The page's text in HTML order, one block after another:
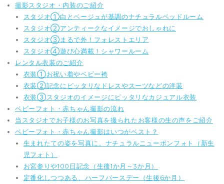
撮影スタジオ・内装のご紹介
スタジオ①白とベージュが基調のナチュラルベッドルーム
スタジオ②アンティークなイメージでおしゃれに
スタジオ③まるで外！フォレストエリア
スタジオ④遊び心満載！シャワールーム
レンタル衣装のご紹介
衣装①お祝い着やベビー袴
衣装②記念にピッタリなドレスやスーツなどの洋装
衣装③スタジオのイメージにピッタリなカジュアル衣装
ベビーフォト・赤ちゃん撮影の流れ
当スタジオでお子様のお写真を撮られたお客様の生の声をご紹介
ベビーフォト・赤ちゃん撮影はいつがベスト？
生まれたての姿を写真に。ナチュラルニューボンフォト（新生
児フォト）
お宮参りや100日記念（生後1か月～3か月）
定番化しつつある、ハーフバースデー（生後6か月）